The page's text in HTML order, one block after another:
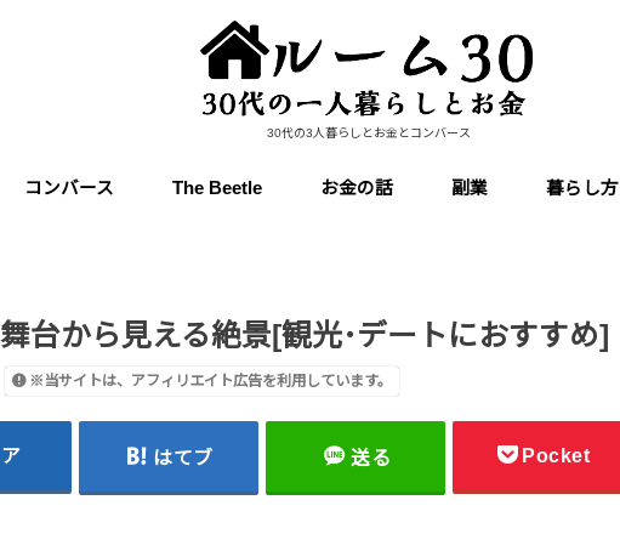
30代の3人暮らしとお金とコンバース
コンバース The Beetle お金の話 副業 暮らし方
台から見える絶景[観光･デートにおすすめ]
※当サイトは、アフィリエイト広告を利用しています。
はてブ 送る Pocket